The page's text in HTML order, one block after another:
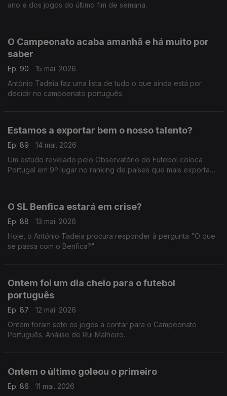
ano e dos jogos do último fim de semana.
O Campeonato acaba amanhã e há muito por
saber
Ep. 90
15 mai. 2026
António Tadeia faz uma lista de tudo o que ainda está por
decidir no campoenato português.
Estamos a exportar bem o nosso talento?
Ep. 89
14 mai. 2026
Um estudo revelado pelo Observatório do Futebol coloca
Portugal em 9º lugar no ranking de países que mais exportam
O SL Benfica estará em crise?
Ep. 88
13 mai. 2026
Hoje, o António Tadeia procura responder à pergunta "O que
se passa com o Benfica?".
Ontem foi um dia cheio para o futebol
português
Ep. 87
12 mai. 2026
Ontem foram sete os jogos a contar para o Campeonato
Português. Análise de Rui Malheiro.
Ontem o último goleou o primeiro
Ep. 86
11 mai. 2026